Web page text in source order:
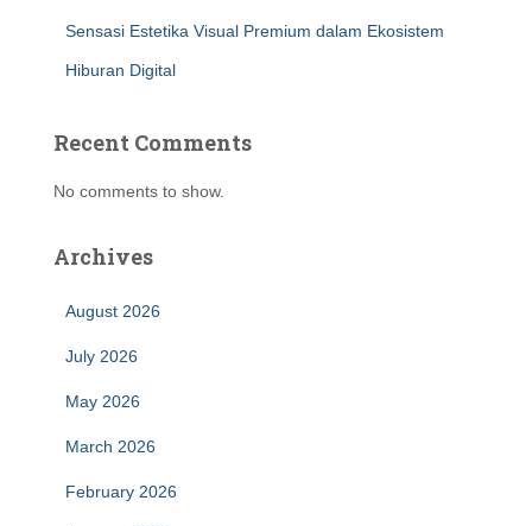
Sensasi Estetika Visual Premium dalam Ekosistem
Hiburan Digital
Recent Comments
No comments to show.
Archives
August 2026
July 2026
May 2026
March 2026
February 2026